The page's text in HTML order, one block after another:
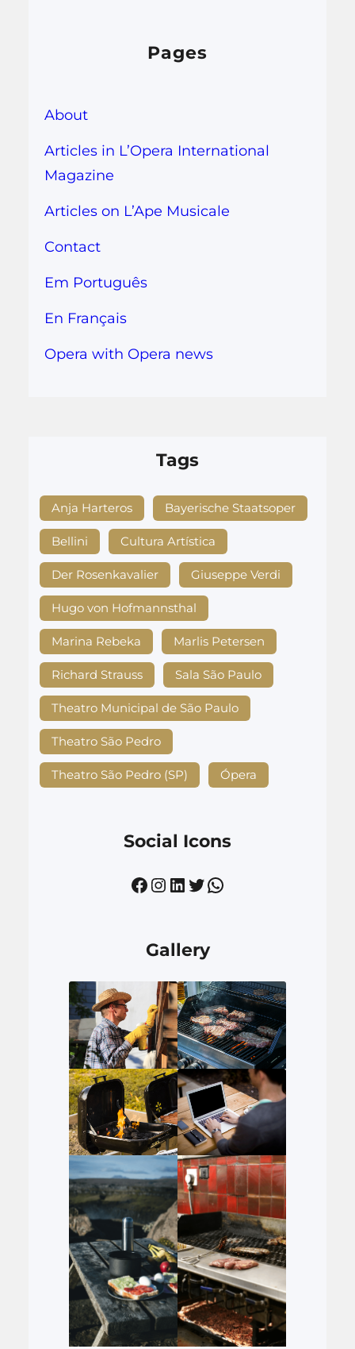
Pages
About
Articles in L’Opera International
Magazine
Articles on L’Ape Musicale
Contact
Em Português
En Français
Opera with Opera news
Tags
Anja Harteros Bayerische Staatsoper
Bellini Cultura Artística
Der Rosenkavalier Giuseppe Verdi
Hugo von Hofmannsthal
Marina Rebeka Marlis Petersen
Richard Strauss Sala São Paulo
Theatro Municipal de São Paulo
Theatro São Pedro
Theatro São Pedro (SP) Ópera
Social Icons
Facebook Instagram LinkedIn Twitter WhatsApp
Gallery